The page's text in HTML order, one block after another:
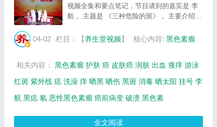
视频全集和要点笔记，节目请到的嘉宾是 李
航 。主题是 《三种危险的斑》 。主要介绍留
视频全集的在线观看和主要内容介绍（节目要
04-02 栏目：【养生堂视频】 核心内容: 黑色素瘤
相关内容： 黑色素瘤 护肤 癌 皮肤癌 润肤 出血 瘙痒 游泳
红斑 紫外线 痣 洗澡 痒 晒黑 晒伤 黑斑 消毒 晒太阳 挂号 李
航 黑痣 氡 恶性黑色素瘤 癌前病变 破溃 黑色素
全文阅读